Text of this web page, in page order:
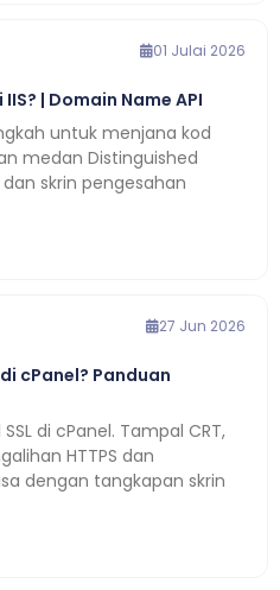
01 Julai 2026
| Domain Name API
untuk menjana kod
medan Distinguished
skrin pengesahan
27 Jun 2026
cPanel? Panduan
di cPanel. Tampal CRT,
HTTPS dan
dengan tangkapan skrin